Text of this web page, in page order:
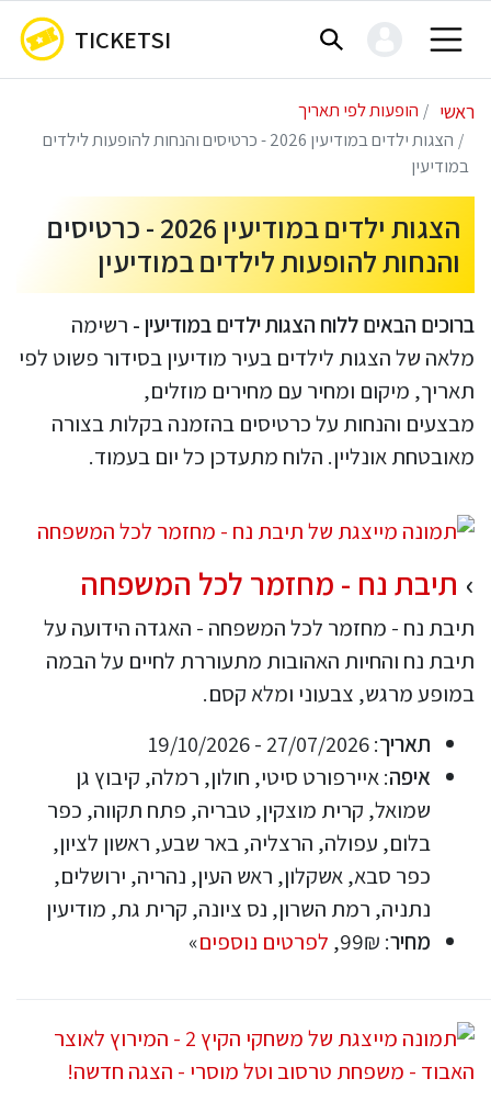
TICKETSI
ראשי
הופעות לפי תאריך
הצגות ילדים במודיעין 2026 - כרטיסים והנחות להופעות לילדים
במודיעין
הצגות ילדים במודיעין 2026 - כרטיסים
והנחות להופעות לילדים במודיעין
ברוכים הבאים ללוח הצגות ילדים במודיעין - רשימה
מלאה של הצגות לילדים בעיר מודיעין בסידור פשוט לפי
תאריך, מיקום ומחיר עם מחירים מוזלים,
מבצעים והנחות על כרטיסים בהזמנה בקלות בצורה
מאובטחת אונליין. הלוח מתעדכן כל יום בעמוד.
תיבת נח - מחזמר לכל המשפחה
תיבת נח - מחזמר לכל המשפחה - האגדה הידועה על
תיבת נח והחיות האהובות מתעוררת לחיים על הבמה
במופע מרגש, צבעוני ומלא קסם.
תאריך: 27/07/2026 - 19/10/2026
איפה: איירפורט סיטי, חולון, רמלה, קיבוץ גן
שמואל, קרית מוצקין, טבריה, פתח תקווה, כפר
בלום, עפולה, הרצליה, באר שבע, ראשון לציון,
כפר סבא, אשקלון, ראש העין, נהריה, ירושלים,
נתניה, רמת השרון, נס ציונה, קרית גת, מודיעין
מחיר: 99₪, לפרטים נוספים»